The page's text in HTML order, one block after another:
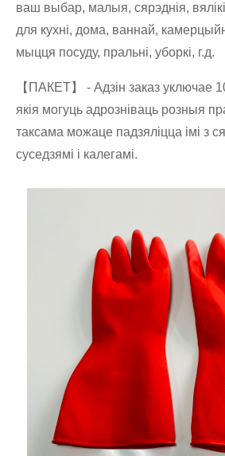
ваш выбар, малыя, сярэднія,
для кухні, дома, ваннай,
мыцця посуду, пральні, уборкі, г.д.
【ПАКЕТ】 - Адзін заказ уключае
якія могуць адрозніваць розныя
таксама можаце падзяліцца імі з
суседзямі і калегамі.